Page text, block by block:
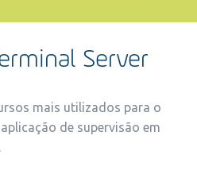
Server
mais utilizados para o
de supervisão em